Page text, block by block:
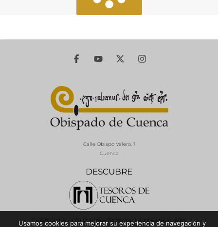
DESCUBRE
Calle Obispo Valero, 1
Cuenca
© 2026 Diócesis de Cuenca - Todos los derechos reservados
Usamos cookies para mejorar su experiencia de navegación y